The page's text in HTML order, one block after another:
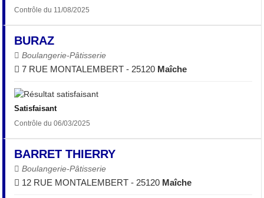
Contrôle du 11/08/2025
BURAZ
Boulangerie-Pâtisserie
7 RUE MONTALEMBERT - 25120 Maîche
Satisfaisant
Contrôle du 06/03/2025
BARRET THIERRY
Boulangerie-Pâtisserie
12 RUE MONTALEMBERT - 25120 Maîche